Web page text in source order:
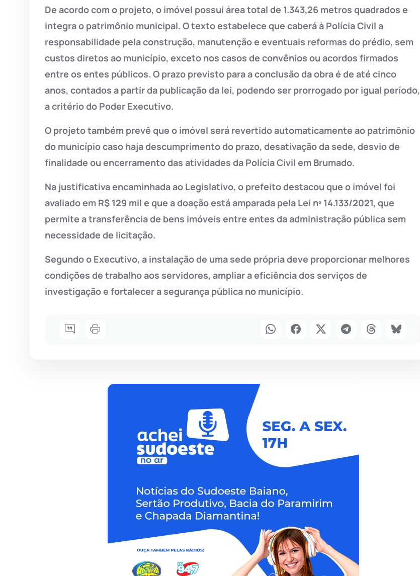
De acordo com o projeto, o imóvel possui área total de 1.343,26 metros quadrados e
integra o patrimônio municipal. O texto estabelece que caberá à Polícia Civil a
responsabilidade pela construção, manutenção e eventuais reformas do prédio, sem
custos diretos ao município, exceto nos casos de convênios ou acordos firmados
entre os entes públicos. O prazo previsto para a conclusão da obra é de até cinco
anos, contados a partir da publicação da lei, podendo ser prorrogado por igual período,
a critério do Poder Executivo.
O projeto também prevê que o imóvel será revertido automaticamente ao patrimônio
do município caso haja descumprimento do prazo, desativação da sede, desvio de
finalidade ou encerramento das atividades da Polícia Civil em Brumado.
Na justificativa encaminhada ao Legislativo, o prefeito destacou que o imóvel foi
avaliado em R$ 129 mil e que a doação está amparada pela Lei nº 14.133/2021, que
permite a transferência de bens imóveis entre entes da administração pública sem
necessidade de licitação.
Segundo o Executivo, a instalação de uma sede própria deve proporcionar melhores
condições de trabalho aos servidores, ampliar a eficiência dos serviços de
investigação e fortalecer a segurança pública no município.